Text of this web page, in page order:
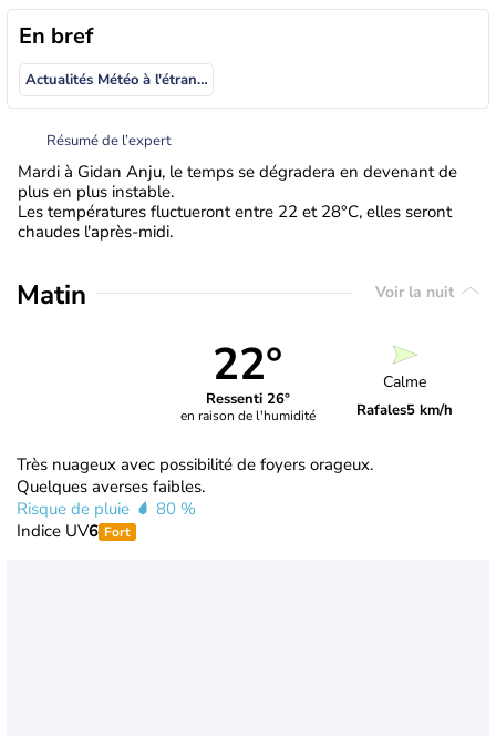
En bref
Actualités Météo à l'étranger
Résumé de l’expert
Mardi à Gidan Anju, le temps se dégradera en devenant de
plus en plus instable.
Les températures fluctueront entre 22 et 28°C, elles seront
chaudes l'après-midi.
Matin Voir la nuit
22°
Ressenti 26°
en raison de l'humidité
Calme
Rafales5 km/h
Très nuageux avec possibilité de foyers orageux.
Quelques averses faibles.
Risque de pluie
80 %
Indice UV6 Fort